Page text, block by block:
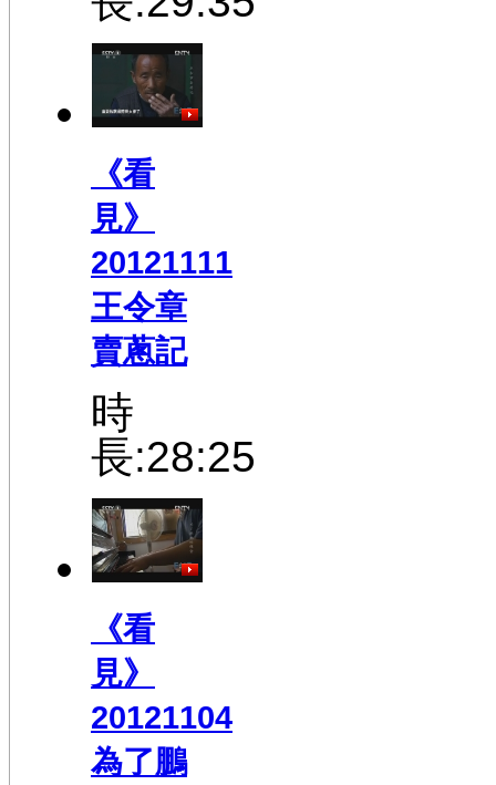
《看
見》
20121111
王令章
賣蔥記
時
長:28:25
《看
見》
20121104
為了鵬